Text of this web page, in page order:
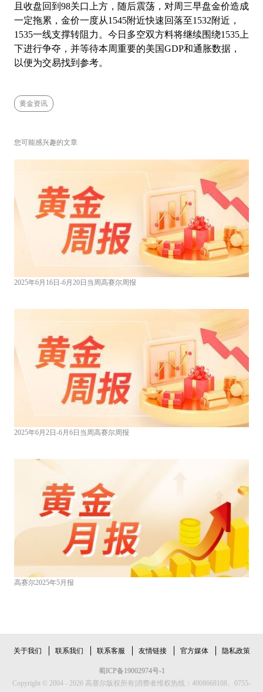
且收盘回到98关口上方，随后震荡，对周三早盘金价造成
一定拖累，金价一度从1545附近快速回落至1532附近，
1535一线支撑转阻力。今日多空双方料将继续围绕1535上
下进行争夺，并等待本周重要的美国GDP和通胀数据，
以便为交易找到参考。
黄金资讯
您可能感兴趣的文章
2025年6月16日-6月20日当周高赛尔周报
2025年6月2日-6月6日当周高赛尔周报
高赛尔2025年5月报
关于我们 联系我们 联系客服 友情链接 官方媒体 隐私政策
蜀ICP备19002974号-1
Copyright © 2004 - 2026 高赛尔版权所有|消费者维权热线：4008668108、0755-